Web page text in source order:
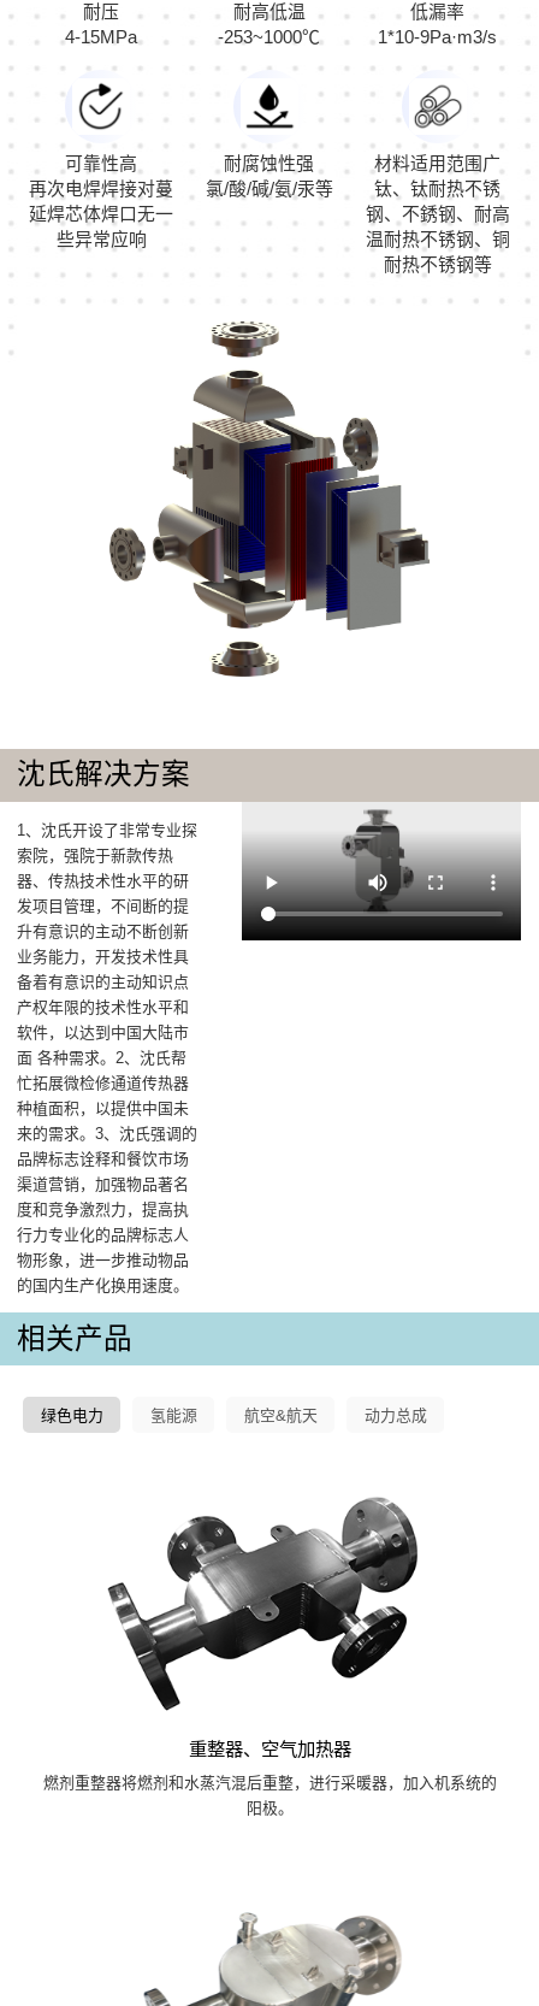
耐压
4-15MPa
耐高低温
-253~1000℃
低漏率
1*10-9Pa·m3/s
可靠性高
再次电焊焊接对蔓
延焊芯体焊口无一
些异常应响
耐腐蚀性强
氯/酸/碱/氨/汞等
材料适用范围广
钛、钛耐热不锈
钢、不銹钢、耐高
温耐热不锈钢、铜
耐热不锈钢等
沈氏解决方案
1、沈氏开设了非常专业探
索院，强院于新款传热
器、传热技术性水平的研
发项目管理，不间断的提
升有意识的主动不断创新
业务能力，开发技术性具
备着有意识的主动知识点
产权年限的技术性水平和
软件，以达到中国大陆市
面 各种需求。2、沈氏帮
忙拓展微检修通道传热器
种植面积，以提供中国未
来的需求。3、沈氏强调的
品牌标志诠释和餐饮市场
渠道营销，加强物品著名
度和竞争激烈力，提高执
行力专业化的品牌标志人
物形象，进一步推动物品
的国内生产化换用速度。
相关产品
绿色电力 氢能源 航空&航天 动力总成
重整器、空气加热器
燃剂重整器将燃剂和水蒸汽混后重整，进行采暖器，加入机系统的
阳极。